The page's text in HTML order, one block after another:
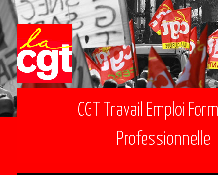
CGT Travail Emploi
Professionnelle